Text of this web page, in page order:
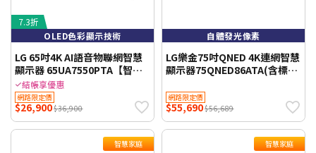
7.3折
OLED色彩顯示技術
LG 65吋4K AI語音物聯網智慧
顯示器 65UA7550PTA【智慧
家庭】 (送基本安裝)
結帳享優惠
網路限定價
$26,900$36,900
自體發光像素
LG樂金75吋QNED 4K連網智慧
顯示器75QNED86ATA(含標準
網路限定價
$55,690$56,689
智慧家庭 智慧家庭